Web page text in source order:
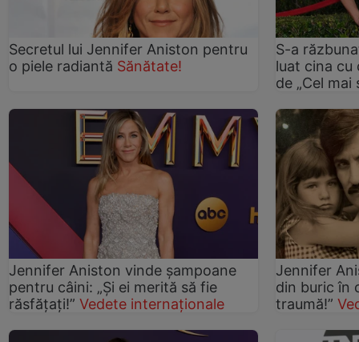
Secretul lui Jennifer Aniston pentru
o piele radiantă Sănătate!
S-a
luat cina cu
de „Cel
Jennifer Aniston vinde șampoane
pentru câini: „Și ei merită să fie
răsfățați!” Vedete internaționale
Jennifer
din buric în
traumă!”